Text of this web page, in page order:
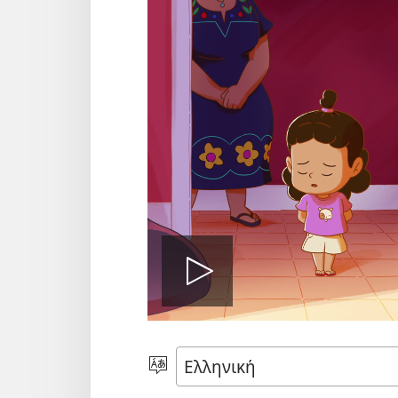
βίντεο
Επιλέξτε
Γλώσσα